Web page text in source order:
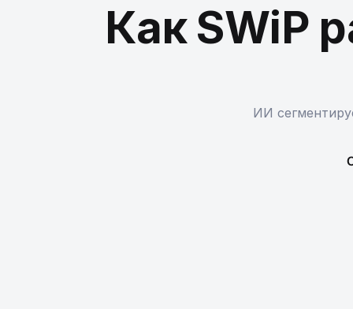
Как SWiP
ИИ